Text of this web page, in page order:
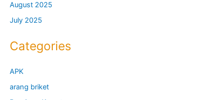
August 2025
July 2025
Categories
APK
arang briket